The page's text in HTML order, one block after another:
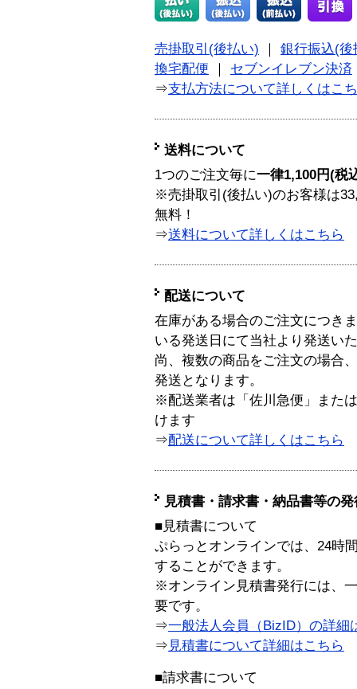
売掛取引(後払い)
銀行振込(後
換宅配便
セブンイレブン決済
⇒支払方法について詳しくはこ
送料について
1つのご注文毎に一律1,100円(税
※売掛取引(後払い)のお客様は
無料！
⇒送料について詳しくはこちら
配送について
在庫がある場合のご注文につき
いる発送日にて当社より発送い
尚、複数の商品をご注文の場合
発送となります。
※配送業者は「佐川急便」また
けます
⇒配送について詳しくはこちら
見積書・請求書・納品書等の
■見積書について
ぷらっとオンラインでは、24時
することができます。
※オンライン見積書発行には、
要です。
⇒一般法人会員（BizID）の詳細
⇒ 見積書について詳細はこちら
■請求書について